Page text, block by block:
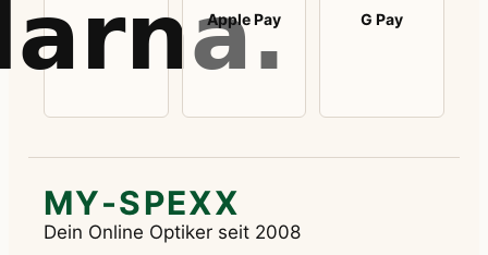
Apple Pay G Pay
MY-SPEXX
Dein Online Optiker seit 2008